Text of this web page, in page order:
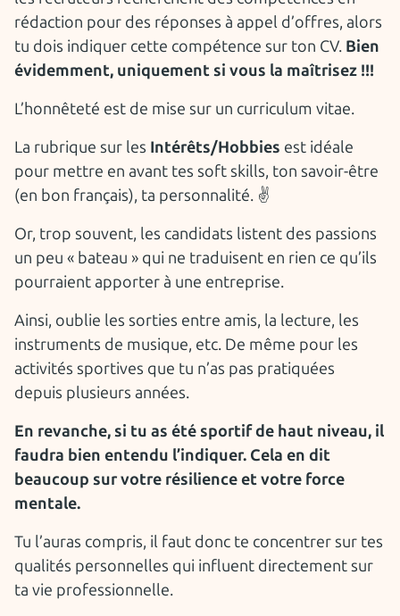
rédaction pour des réponses à appel d’offres, alors
tu dois indiquer cette compétence sur ton CV. Bien
évidemment, uniquement si vous la maîtrisez !!!
L’honnêteté est de mise sur un curriculum vitae.
La rubrique sur les Intérêts/Hobbies est idéale
pour mettre en avant tes soft skills, ton savoir-être
(en bon français), ta personnalité. ✌
Or, trop souvent, les candidats listent des passions
un peu « bateau » qui ne traduisent en rien ce qu’ils
pourraient apporter à une entreprise.
Ainsi, oublie les sorties entre amis, la lecture, les
instruments de musique, etc. De même pour les
activités sportives que tu n’as pas pratiquées
depuis plusieurs années.
En revanche, si tu as été sportif de haut niveau, il
faudra bien entendu l’indiquer. Cela en dit
beaucoup sur votre résilience et votre force
mentale.
Tu l’auras compris, il faut donc te concentrer sur tes
qualités personnelles qui influent directement sur
ta vie professionnelle.